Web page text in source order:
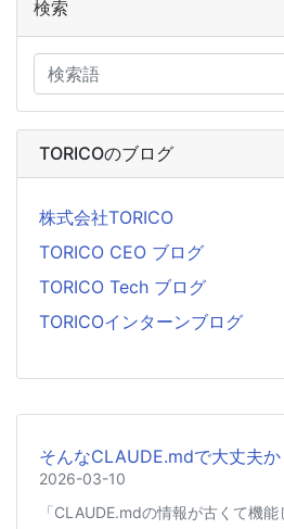
検索
TORICOのブログ
株式会社TORICO
TORICO CEO ブログ
TORICO Tech ブログ
TORICOインターンブログ
そんなCLAUDE.mdで大丈夫か
2026-03-10
「CLAUDE.mdの情報が古くて機